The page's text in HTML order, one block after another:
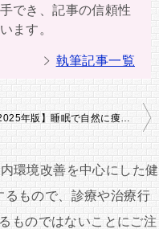
でき、記事の信頼性
ます。
執筆記事一覧
【2025年版】睡眠で自然に痩せる！トリプトファン＆セロトニン活性型スリープダイエット完全ガイド
環境改善を中心にした健
るもので、診療や治療行
ものではないことにご注